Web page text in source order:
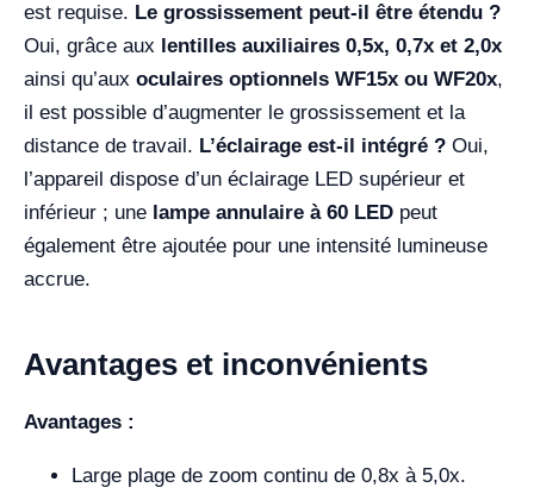
est requise. Le grossissement peut-il être étendu ?
Oui, grâce aux lentilles auxiliaires 0,5x, 0,7x et 2,0x
ainsi qu’aux oculaires optionnels WF15x ou WF20x,
il est possible d’augmenter le grossissement et la
distance de travail. L’éclairage est-il intégré ? Oui,
l’appareil dispose d’un éclairage LED supérieur et
inférieur ; une lampe annulaire à 60 LED peut
également être ajoutée pour une intensité lumineuse
accrue.
Avantages et inconvénients
Avantages :
Large plage de zoom continu de 0,8x à 5,0x.